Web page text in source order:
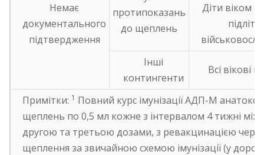
Немає
документального
підтвердження
протипоказань
до щеплень
Діти віком
Інші
контингенти
Всі вікові
Примітки: 1 Повний курс імунізації АДП-М
щеплень по 0,5 мл кожне з інтервалом 4 тижні
другою та третьою дозами, з ревакцинацією через
щеплення за звичайною схемою імунізації (у